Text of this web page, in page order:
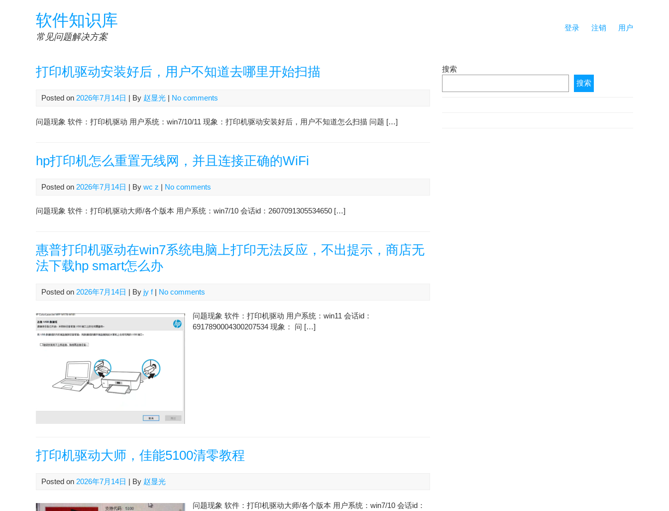
软件知识库
常见问题解决方案
登录 注销 用户
打印机驱动安装好后，用户不知道去哪里开始扫描
Posted on 2026年7月14日 | By 赵显光 | No comments
问题现象 软件：打印机驱动 用户系统：win7/10/11 现象：打印机驱动安装好后，用户不知道怎么扫描 问题 […]
hp打印机怎么重置无线网，并且连接正确的WiFi
Posted on 2026年7月14日 | By wc z | No comments
问题现象 软件：打印机驱动大师/各个版本 用户系统：win7/10 会话id：2607091305534650 […]
惠普打印机驱动在win7系统电脑上打印无法反应，不出提示，商店无
法下载hp smart怎么办
Posted on 2026年7月14日 | By jy f| No comments
问题现象 软件：打印机驱动 用户系统：win11 会话id：
6917890004300207534 现象： 问 […]
打印机驱动大师，佳能5100清零教程
Posted on 2026年7月14日 | By 赵显光
问题现象 软件：打印机驱动大师/各个版本 用户系统：win7/10 会话id：
搜索
搜索